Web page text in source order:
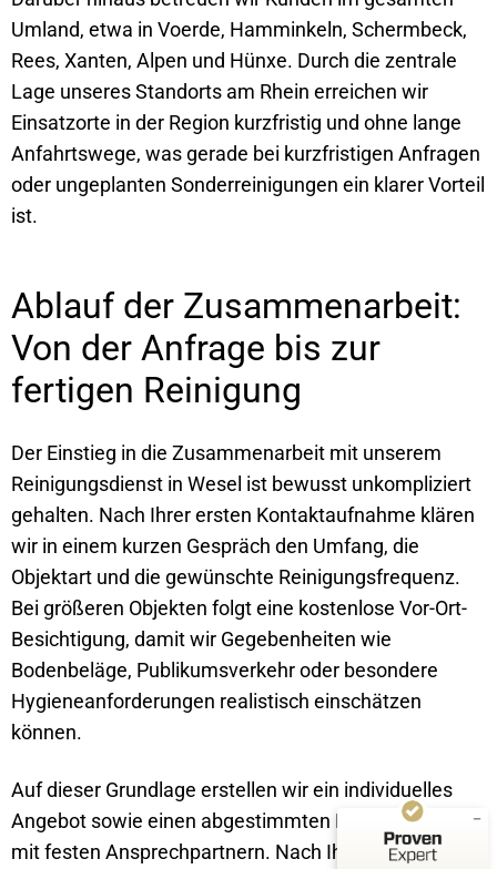
Umland, etwa in Voerde, Hamminkeln, Schermbeck,
Rees, Xanten, Alpen und Hünxe. Durch die zentrale
Lage unseres Standorts am Rhein erreichen wir
Einsatzorte in der Region kurzfristig und ohne lange
Anfahrtswege, was gerade bei kurzfristigen Anfragen
oder ungeplanten Sonderreinigungen ein klarer Vorteil
ist.
Ablauf der Zusammenarbeit:
Von der Anfrage bis zur
fertigen Reinigung
Der Einstieg in die Zusammenarbeit mit unserem
Reinigungsdienst in Wesel ist bewusst unkompliziert
gehalten. Nach Ihrer ersten Kontaktaufnahme klären
wir in einem kurzen Gespräch den Umfang, die
Objektart und die gewünschte Reinigungsfrequenz.
Bei größeren Objekten folgt eine kostenlose Vor-Ort-
Besichtigung, damit wir Gegebenheiten wie
Bodenbeläge, Publikumsverkehr oder besondere
Hygieneanforderungen realistisch einschätzen
können.
Auf dieser Grundlage erstellen wir ein individuelles
Angebot sowie einen abgestimmten Reinigungsplan
mit festen Ansprechpartnern. Nach Ihrer Freigabe
Kundenbewertungen und Erfahrungen zu
Schwarz-Weiss-Gebäudereinigung
100
%
SEHR GUT
84
Bewertungen auf
ProvenExpert.com
62
Bewertungen von
1
anderen Quelle